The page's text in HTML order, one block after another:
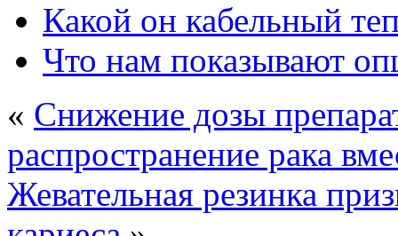
Какой он кабельный
Что нам показывают
« Снижение дозы
распространение рака
Жевательная резинка